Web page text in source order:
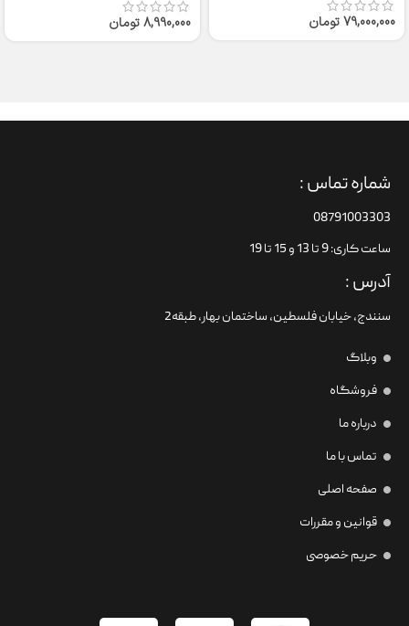
79,000,000تومان
8,990,000تومان
شماره تماس :
08791003303
ساعت کاری: 9 تا 13 و 15 تا 19
آدرس :
سنندج، خیابان فلسطین،‌ ساختمان بهار، طبقه2
وبلاگ
فروشگاه
درباره ما
تماس با ما
صفحه اصلی
قوانین و مقررات
حریم خصوصی